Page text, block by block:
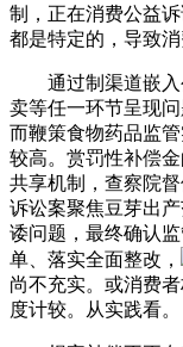
制，正在消费公益
都是特定的，导致
通过制渠道嵌入
卖等任一环节呈现
而鞭策食物药品监
较高。赏罚性补偿
共享机制，查察院
诉讼案聚焦豆芽出
诿问题，最终确认
单、落实全面整改，
尚不充实。或消费
度计较。从实践看。